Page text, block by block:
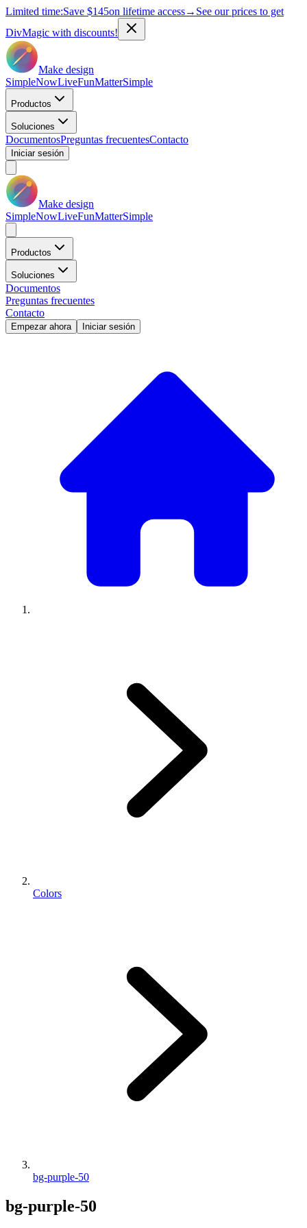
Limited time:Save $145on lifetime access→ See our prices to get
DivMagic with discounts!
Make design
SimpleNowLiveFunMatterSimple
Productos
Soluciones
DocumentosPreguntas frecuentesContacto
Iniciar sesión
Make design
SimpleNowLiveFunMatterSimple
Productos
Soluciones
Documentos
Preguntas frecuentes
Contacto
Empezar ahora Iniciar sesión
Colors
bg-purple-50
bg-purple-50